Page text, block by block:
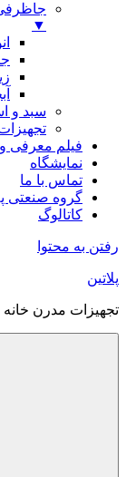
▼
سبد و
فیلم
نمایشگاه
تماس با ما
گروه صنعتی
کاتالوگ
رفتن به محتوا
پلاتین
تجهیزات مدرن خانه